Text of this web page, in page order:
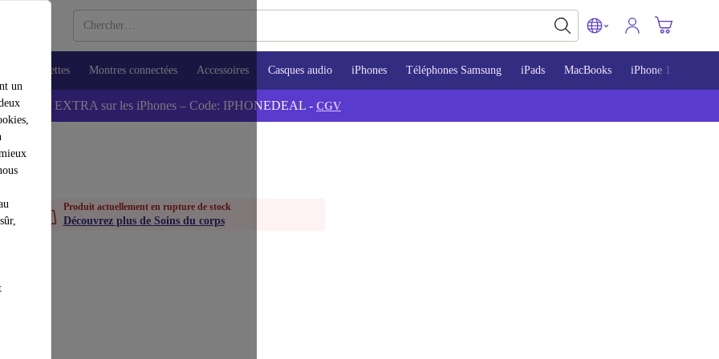
un
Tablettes Montres connectées Accessoires Casques audio iPhones Téléphones Samsung iPads MacBooks iPhone 13
💰-5% EXTRA sur les iPhones – Code: IPHONEDEAL - CGV
Produit actuellement en rupture de stock
Découvrez plus de Soins du corps